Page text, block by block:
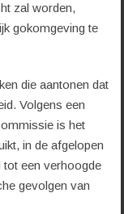
zal worden,
gokomgeving te
die aantonen dat
Volgens een
is het
in de afgelopen
tot een verhoogde
gevolgen van